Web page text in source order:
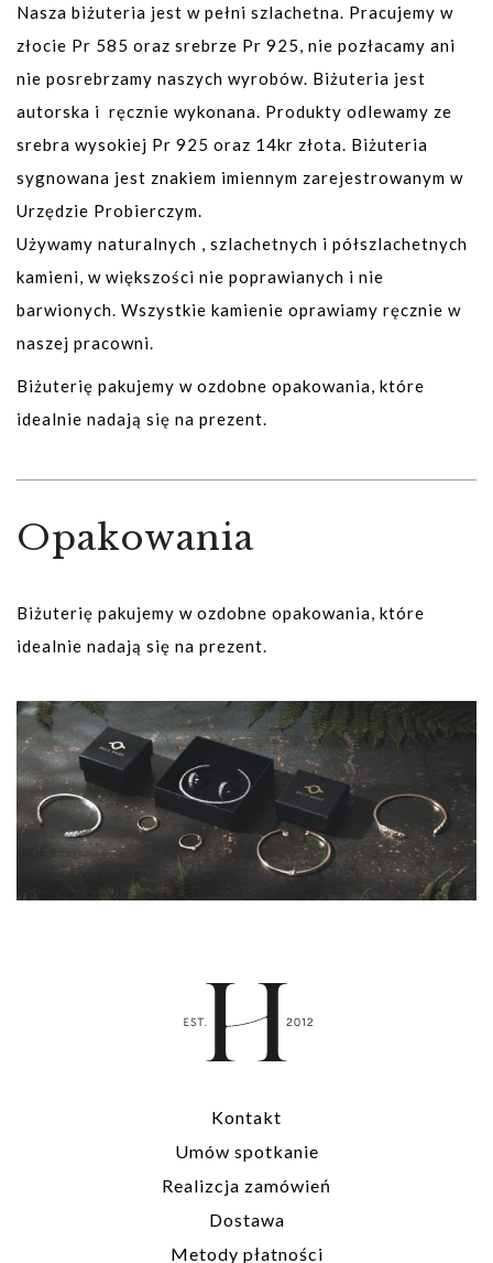
Nasza biżuteria jest w pełni szlachetna. Pracujemy w
złocie Pr 585 oraz srebrze Pr 925, nie pozłacamy ani
nie posrebrzamy naszych wyrobów. Biżuteria jest
autorska i ręcznie wykonana. Produkty odlewamy ze
srebra wysokiej Pr 925 oraz 14kr złota. Biżuteria
sygnowana jest znakiem imiennym zarejestrowanym w
Urzędzie Probierczym.
Używamy naturalnych , szlachetnych i półszlachetnych
kamieni, w większości nie poprawianych i nie
barwionych. Wszystkie kamienie oprawiamy ręcznie w
naszej pracowni.
Biżuterię pakujemy w ozdobne opakowania, które
idealnie nadają się na prezent.
Opakowania
Biżuterię pakujemy w ozdobne opakowania, które
idealnie nadają się na prezent.
Kontakt
Umów spotkanie
Realizcja zamówień
Dostawa
Metody płatności